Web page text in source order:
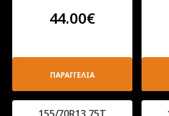
44.00€
ΠΑΡΑΓΓΕΛΙΑ